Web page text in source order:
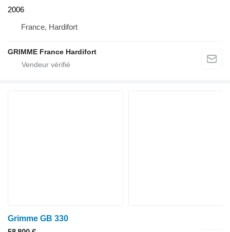
2006
France, Hardifort
GRIMME France Hardifort
Grimme GB 330